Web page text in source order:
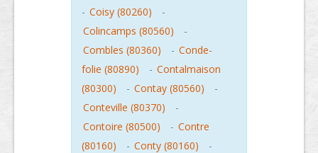
- Coisy (80260)
-
Colincamps (80560)
-
Combles (80360)
- Conde-
folie (80890)
- Contalmaison
(80300)
- Contay (80560)
-
Conteville (80370)
-
Contoire (80500)
- Contre
(80160)
- Conty (80160)
-